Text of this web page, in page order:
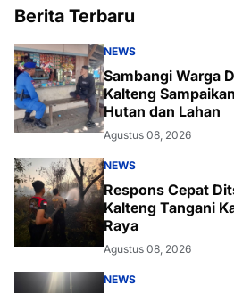
Berita Terbaru
NEWS
Sambangi Warga
Kalteng
Hutan dan Lahan
Agustus 08, 2026
NEWS
Respons Cepat
Kalteng Tangani
Raya
Agustus 08, 2026
NEWS